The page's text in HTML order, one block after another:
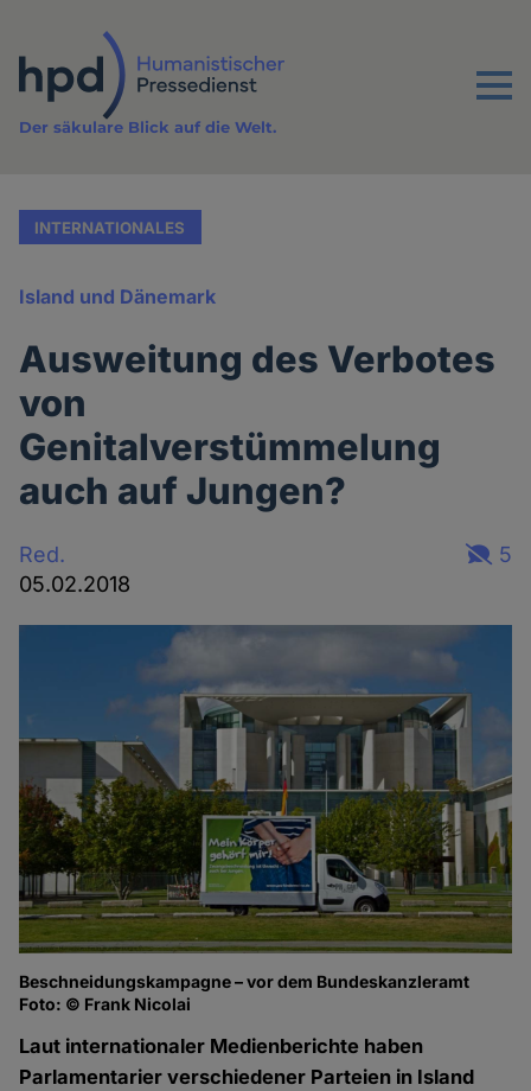
Inhalt
Menu
Der säkulare Blick auf die Welt.
INTERNATIONALES
Island und Dänemark
Ausweitung des Verbotes
von
Genitalverstümmelung
auch auf Jungen?
Red.
05.02.2018
5
Beschneidungskampagne – vor dem Bundeskanzleramt
Foto: © Frank Nicolai
Laut internationaler Medienberichte haben
Parlamentarier verschiedener Parteien in Island